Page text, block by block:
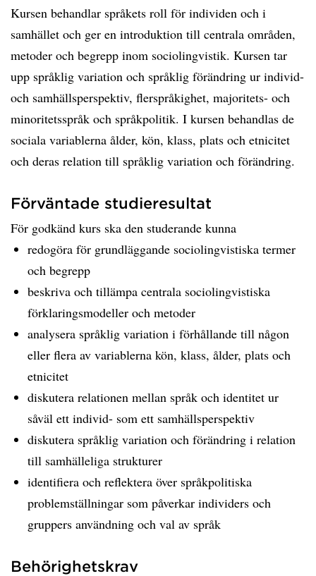
Kursen behandlar språkets roll för individen och i
samhället och ger en introduktion till centrala områden,
metoder och begrepp inom sociolingvistik. Kursen tar
upp språklig variation och språklig förändring ur individ-
och samhällsperspektiv, flerspråkighet, majoritets- och
minoritetsspråk och språkpolitik. I kursen behandlas de
sociala variablerna ålder, kön, klass, plats och etnicitet
och deras relation till språklig variation och förändring.
Förväntade studieresultat
För godkänd kurs ska den studerande kunna
redogöra för grundläggande sociolingvistiska termer
och begrepp
beskriva och tillämpa centrala sociolingvistiska
förklaringsmodeller och metoder
analysera språklig variation i förhållande till någon
eller flera av variablerna kön, klass, ålder, plats och
etnicitet
diskutera relationen mellan språk och identitet ur
såväl ett individ- som ett samhällsperspektiv
diskutera språklig variation och förändring i relation
till samhälleliga strukturer
identifiera och reflektera över språkpolitiska
problemställningar som påverkar individers och
gruppers användning och val av språk
Behörighetskrav